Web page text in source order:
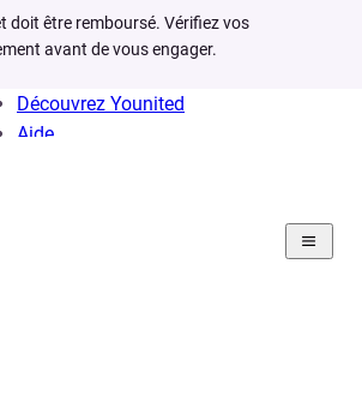
doit être remboursé. Vérifiez vos
avant de vous engager.
Découvrez Younited
Aide
Infos